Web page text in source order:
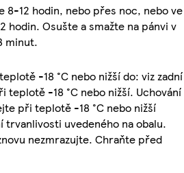
8-12 hodin, nebo přes noc, nebo ve
hodin. Osušte a smažte na pánvi v
minut.
-18 °C nebo nižší do: viz zadní
teplotě -18 °C nebo nižší. Uchování
při teplotě -18 °C nebo nižší
trvanlivosti uvedeného na obalu.
nezmrazujte. Chraňte před